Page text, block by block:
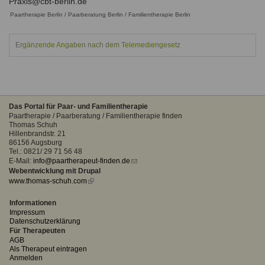
Qualitätssicherung
Familienthemen
Systemischer Ansatz
Veranstaltungen
Seminare und Kurse
Fortbildungen
Ausbildungsinstitute
Information über Qualifikation
Benutzername*
Passwort
vergessen?
Anmelden
Sitemap
Formular zur Registrierung
Paartherapie Berlin / Paarberatung Berlin / Familientherapie Berlin
Ergänzende Angaben nach dem Telemediengesetz
Das Portal für Paar- und Familientherapie
Paartherapie / Paarberatung / Familientherapie finden
Thomas Schuh
Hillenbrandstr. 21
86156 Augsburg
Tel.: 0821/ 29 71 56 48
E-Mail: info@paartherapeut-finden.de (link
Webentwicklung mit Drupal
www.thomas-schuh.com(link
Informationen
Impressum
Datenschutzerklärung
Für Therapeuten
AGB
Als Therapeut eintragen
Anmelden